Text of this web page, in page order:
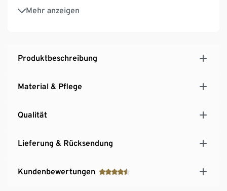
Mehr anzeigen
Mit Baumwolle
Produktbeschreibung
Material & Pflege
Qualität
Lieferung & Rücksendung
Kundenbewertungen